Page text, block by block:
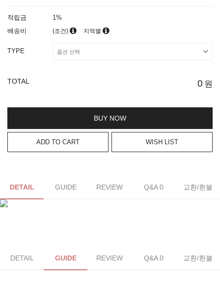
적립금
1%
배송비
(조건) 지역별
TYPE
TOTAL 0 원
BUY NOW
ADD TO CART WISH LIST
DETAIL GUIDE REVIEW Q&A 0 교환/환불
DETAIL GUIDE REVIEW Q&A 0 교환/환불